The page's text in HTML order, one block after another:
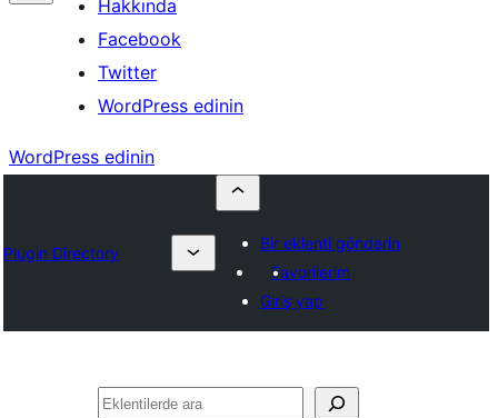
Hakkında
Facebook
Twitter
WordPress edinin
WordPress edinin
Plugin Directory
Bir eklenti gönderin
Favorilerim
Giriş yap
Ara